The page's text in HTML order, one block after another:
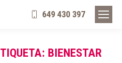
649 430 397
BIENESTAR